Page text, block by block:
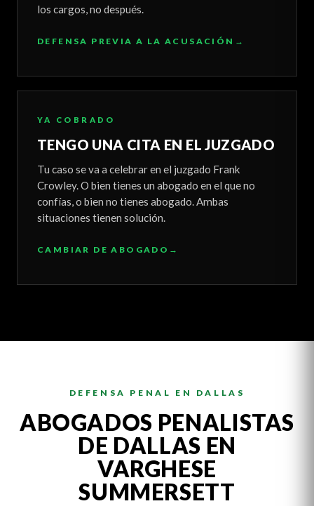
los cargos, no después.
DEFENSA PREVIA A LA ACUSACIÓN →
YA COBRADO
TENGO UNA CITA EN EL JUZGADO
Tu caso se va a celebrar en el juzgado Frank
Crowley. O bien tienes un abogado en el que no
confías, o bien no tienes abogado. Ambas
situaciones tienen solución.
CAMBIAR DE ABOGADO →
DEFENSA PENAL EN DALLAS
ABOGADOS PENALISTAS
DE DALLAS EN
VARGHESE
SUMMERSETT